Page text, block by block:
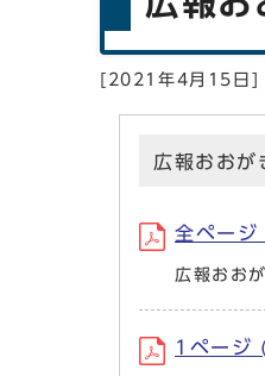
2021年4月15日
広報おお
全ペー
広報おお
1ページ